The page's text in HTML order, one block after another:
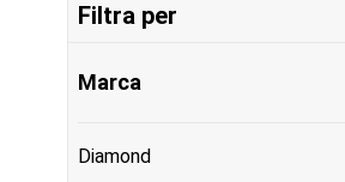
Filtra per
Marca
Diamond